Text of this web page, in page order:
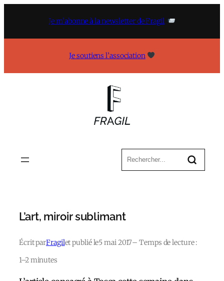
Je m’abonne à la newsletter de Fragil
Je soutiens l’association
L’art, miroir sublimant
Écrit parFragilet publié le5 mai 2017– Temps de lecture :
1–2 minutes